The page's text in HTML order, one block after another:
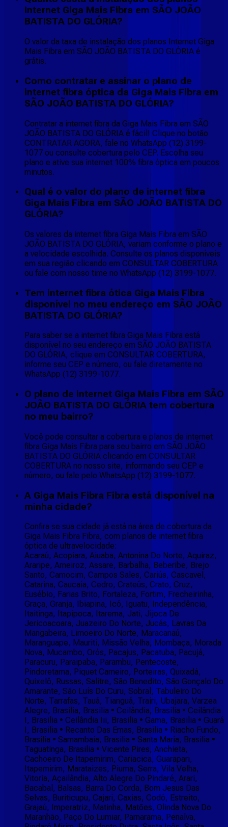
Internet Giga Mais Fibra em SÃO JOÃO
BATISTA DO GLÓRIA?
O valor da taxa de instalação dos planos Internet Giga
Mais Fibra em SÃO JOÃO BATISTA DO GLÓRIA é
grátis.
Como contratar e assinar o plano de
internet fibra óptica da Giga Mais Fibra em
SÃO JOÃO BATISTA DO GLÓRIA?
Contratar a internet fibra da Giga Mais Fibra em SÃO
JOÃO BATISTA DO GLÓRIA é fácil! Clique no botão
CONTRATAR AGORA, fale no WhatsApp (12) 3199-
1077 ou consulte cobertura pelo CEP. Escolha seu
plano e ative sua internet 100% fibra óptica em poucos
minutos.
Qual é o valor do plano de internet fibra
Giga Mais Fibra em SÃO JOÃO BATISTA DO
GLÓRIA?
Os valores da internet fibra Giga Mais Fibra em SÃO
JOÃO BATISTA DO GLÓRIA, variam conforme o plano e
a velocidade escolhida. Consulte os planos disponíveis
em sua região clicando em CONSULTAR COBERTURA
ou fale com nosso time no WhatsApp (12) 3199-1077.
Tem internet fibra ótica Giga Mais Fibra
disponível no meu endereço em SÃO JOÃO
BATISTA DO GLÓRIA?
Para saber se a internet fibra Giga Mais Fibra está
disponível no seu endereço em SÃO JOÃO BATISTA
DO GLÓRIA, clique em CONSULTAR COBERTURA,
informe seu CEP e número, ou fale diretamente no
WhatsApp (12) 3199-1077.
O plano de internet Giga Mais Fibra em SÃO
JOÃO BATISTA DO GLÓRIA tem cobertura
no meu bairro?
Você pode consultar a cobertura e planos de internet
fibra Giga Mais Fibra para seu bairro em SÃO JOÃO
BATISTA DO GLÓRIA clicando em CONSULTAR
COBERTURA no nosso site, informando seu CEP e
número, ou fale pelo WhatsApp (12) 3199-1077.
A Giga Mais Fibra Fibra está disponível na
minha cidade?
Confira se sua cidade já está na área de cobertura da
Giga Mais Fibra Fibra, com planos de internet fibra
óptica de ultravelocidade:
Acaraú, Acopiara, Aiuaba, Antonina Do Norte, Aquiraz,
Araripe, Arneiroz, Assare, Barbalha, Beberibe, Brejo
Santo, Camocim, Campos Sales, Cariús, Cascavel,
Catarina, Caucaia, Cedro, Crateús, Crato, Cruz,
Eusébio, Farias Brito, Fortaleza, Fortim, Frecheirinha,
Graça, Granja, Ibiapina, Icó, Iguatu, Independência,
Itaitinga, Itapipoca, Itarema, Jati, Jijoca De
Jericoacoara, Juazeiro Do Norte, Jucás, Lavras Da
Mangabeira, Limoeiro Do Norte, Maracanaú,
Maranguape, Mauriti, Missão Velha, Mombaça, Morada
Nova, Mucambo, Orós, Pacajus, Pacatuba, Pacujá,
Paracuru, Paraipaba, Parambu, Pentecoste,
Pindoretama, Piquet Carneiro, Porteiras, Quixadá,
Quixelô, Russas, Salitre, São Benedito, São Gonçalo Do
Amarante, São Luís Do Curu, Sobral, Tabuleiro Do
Norte, Tarrafas, Tauá, Tianguá, Trairi, Ubajara, Varzea
Alegre, Brasilia, Brasilia • Ceilândia, Brasilia • Ceilândia
I, Brasilia • Ceilândia Iii, Brasilia • Gama, Brasilia • Guará
I, Brasilia • Recanto Das Emas, Brasilia • Riacho Fundo,
Brasilia • Samambaia, Brasilia • Santa Maria, Brasilia •
Taguatinga, Brasilia • Vicente Pires, Anchieta,
Cachoeiro De Itapemirim, Cariacica, Guarapari,
Itapemirim, Marataizes, Piuma, Serra, Vila Velha,
Vitoria, Açailândia, Alto Alegre Do Pindaré, Arari,
Bacabal, Balsas, Barra Do Corda, Bom Jesus Das
Selvas, Buriticupu, Cajari, Caxias, Codó, Estreito,
Grajaú, Imperatriz, Matinha, Matões, Olinda Nova Do
Maranhão, Paço Do Lumiar, Parnarama, Penalva,